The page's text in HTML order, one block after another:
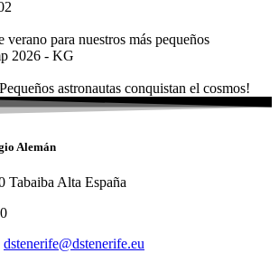
para nuestros más pequeños
astronautas conquistan el cosmos!
Alemán
Tabaiba Alta España
dstenerife@dstenerife.eu